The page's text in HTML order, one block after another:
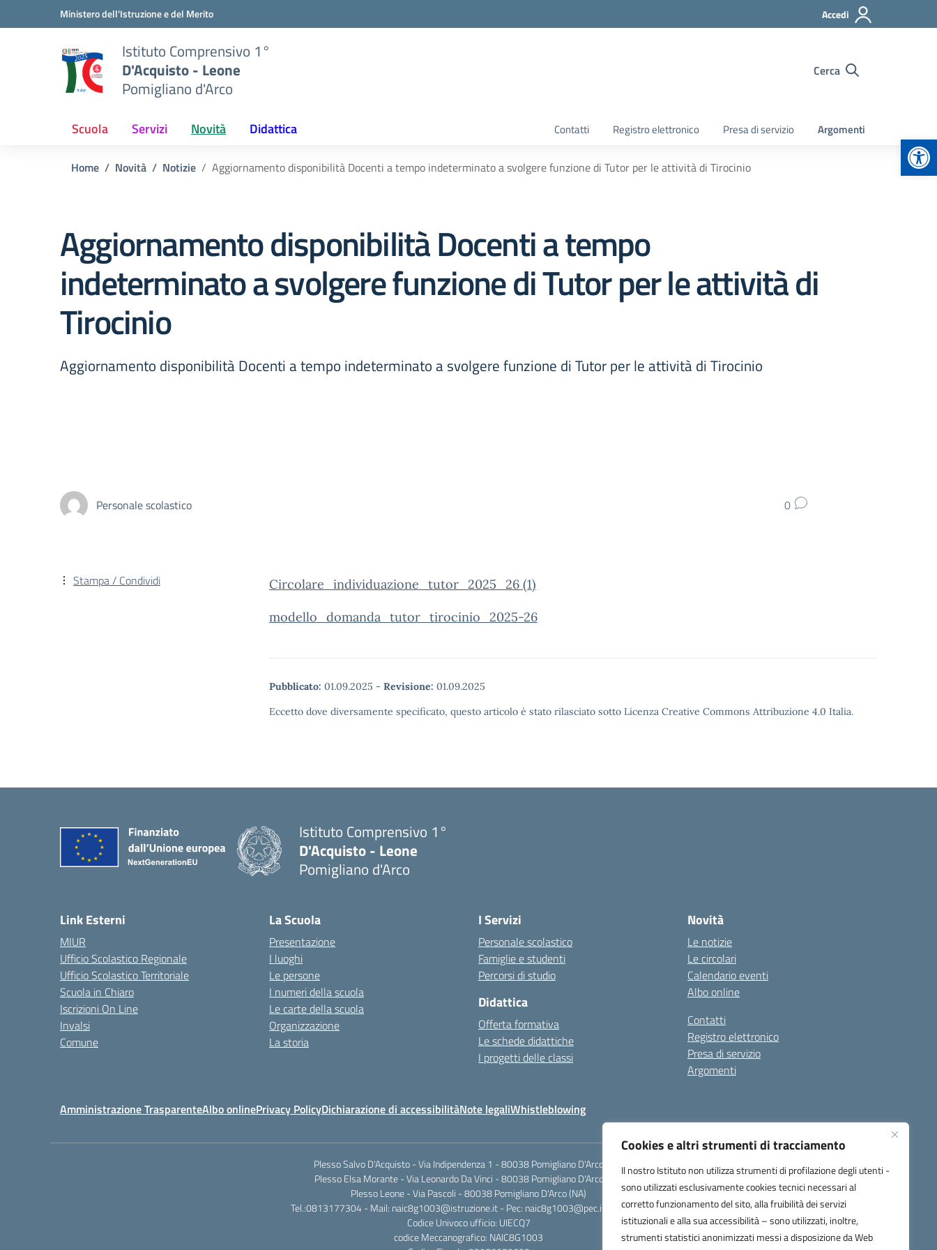
Cookies e altri strumenti di tracciamento
Il nostro Istituto non utilizza strumenti di profilazione degli utenti -
sono utilizzati esclusivamente cookies tecnici necessari al
corretto funzionamento del sito, alla fruibilità dei servizi
istituzionali e alla sua accessibilità – sono utilizzati, inoltre,
strumenti statistici anonimizzati messi a disposizione da Web
Vai ai contenuti
Vai al menu di navigazioneMinistero dell'Istruzione e del Merito Accedi
Istituto Comprensivo 1°
D'Acquisto - Leone
Pomigliano d'Arco
Cerca
Scuola Servizi Novità Didattica Contatti Registro elettronico Presa di servizio Argomenti
Home Novità Notizie Aggiornamento disponibilità Docenti a tempo indeterminato a svolgere funzione di Tutor per le attività di Tirocinio
Aggiornamento disponibilità Docenti a tempo
indeterminato a svolgere funzione di Tutor per le attività di
Tirocinio
Aggiornamento disponibilità Docenti a tempo indeterminato a svolgere funzione di Tutor per le attività di Tirocinio
Personale scolastico 0
Circolare_individuazione_tutor_2025_26 (1)
modello_domanda_tutor_tirocinio_2025-26
Pubblicato: 01.09.2025 - Revisione: 01.09.2025
Eccetto dove diversamente specificato, questo articolo è stato rilasciato sotto Licenza Creative Commons Attribuzione 4.0 Italia.
Stampa / Condividi
Istituto Comprensivo 1°
D'Acquisto - Leone
Pomigliano d'Arco
Link Esterni
MIUR
Ufficio Scolastico Regionale
Ufficio Scolastico Territoriale
Scuola in Chiaro
Iscrizioni On Line
Invalsi
Comune
La Scuola
Presentazione
I luoghi
Le persone
I numeri della scuola
Le carte della scuola
Organizzazione
La storia
I Servizi
Personale scolastico
Famiglie e studenti
Percorsi di studio
Didattica
Offerta formativa
Le schede didattiche
I progetti delle classi
Novità
Le notizie
Le circolari
Calendario eventi
Albo online
Contatti
Registro elettronico
Presa di servizio
Argomenti
Amministrazione TrasparenteAlbo onlinePrivacy PolicyDichiarazione di accessibilitàNote legaliWhistleblowing
Plesso Salvo D'Acquisto - Via Indipendenza 1 - 80038 Pomigliano D'Arco (NA)
Plesso Elsa Morante - Via Leonardo Da Vinci - 80038 Pomigliano D'Arco (NA)
Plesso Leone - Via Pascoli - 80038 Pomigliano D'Arco (NA)
Tel.:0813177304 - Mail: naic8g1003@istruzione.it - Pec: naic8g1003@pec.istruzione.it
Codice Univoco ufficio: UIECQ7
codice Meccanografico: NAIC8G1003